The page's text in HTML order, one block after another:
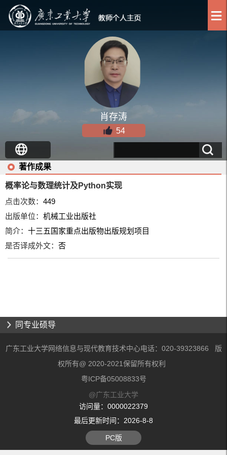
肖存涛
54
著作成果
概率论与数理统计及Python实现
点击次数：449
出版单位：机械工业出版社
简介：十三五国家重点出版物出版规划项目
是否译成外文：否
同专业硕导
广东工业大学网络信息与现代教育技术中心电话：020-39323866 版
权所有@ 2020-2021保留所有权利
粤ICP备05008833号
@广东工业大学
访问量： 0000022379
最后更新时间： 2026-8-8
PC版